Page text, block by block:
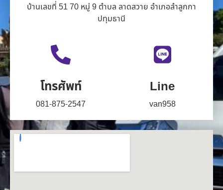
บ้านเลขที่ 51 70 หมู่ 9 ตำบล ลาดสวาย อำเภอลำลูกกา
ปทุมธานี
โทรศัพท์
081-875-2547
Line
van958